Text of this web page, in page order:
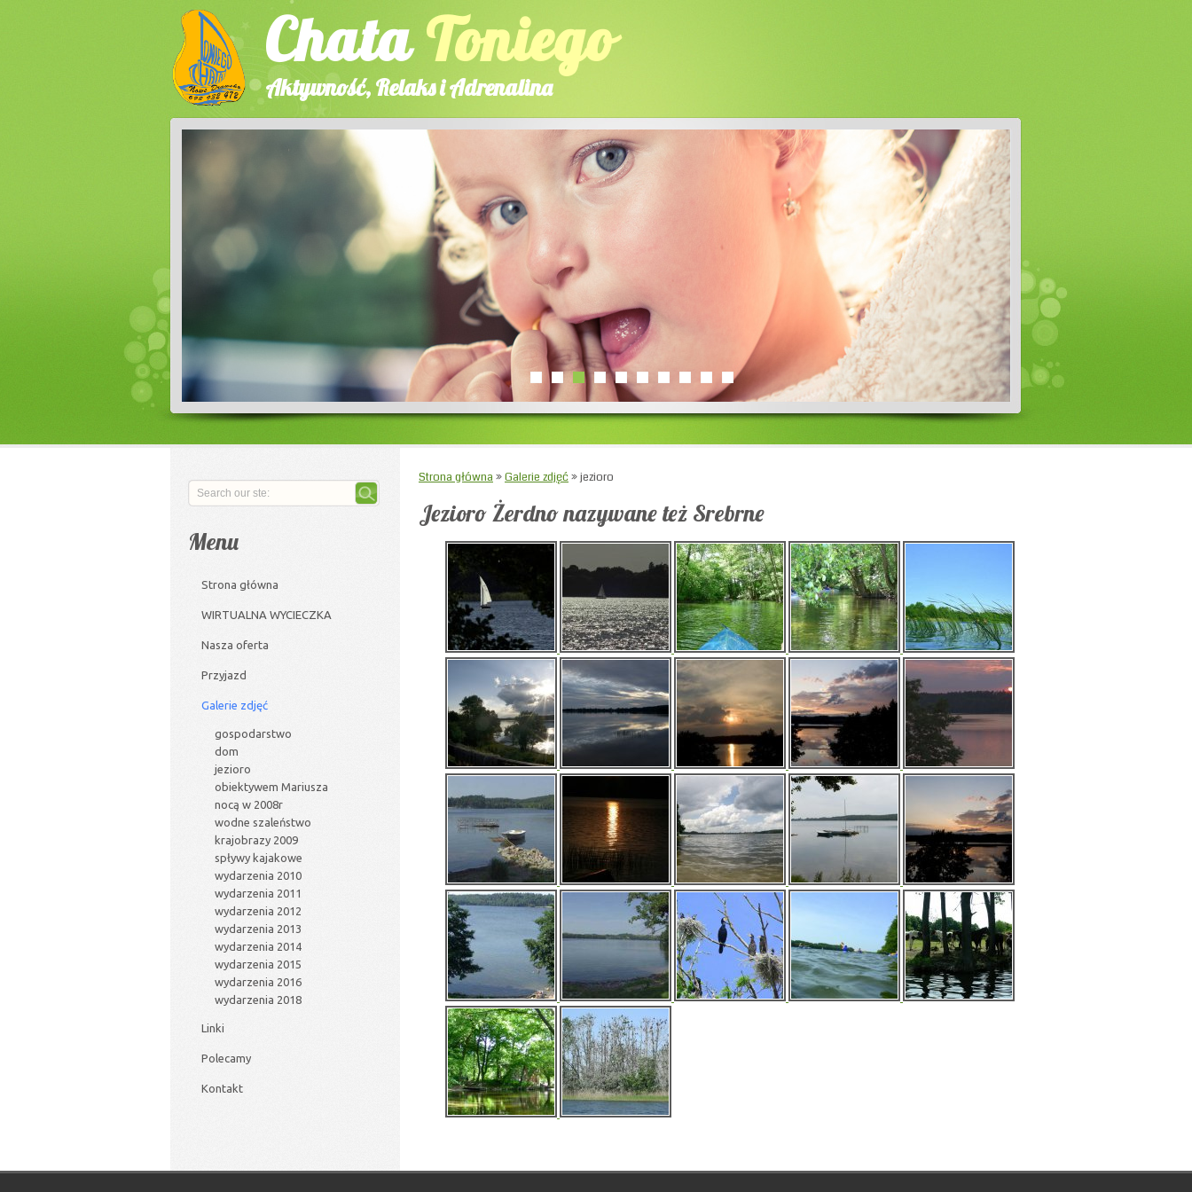
ChataToniego
Aktywność, Relaks i Adrenalina
Strona główna »Galerie zdjęć»jezioro
Jezioro Żerdno nazywane też Srebrne
Menu
Strona główna
WIRTUALNA WYCIECZKA
Nasza oferta
Przyjazd
Galerie zdjęć
gospodarstwo
dom
jezioro
obiektywem Mariusza
nocą w 2008r
wodne szaleństwo
krajobrazy 2009
spływy kajakowe
wydarzenia 2010
wydarzenia 2011
wydarzenia 2012
wydarzenia 2013
wydarzenia 2014
wydarzenia 2015
wydarzenia 2016
wydarzenia 2018
Linki
Polecamy
Kontakt